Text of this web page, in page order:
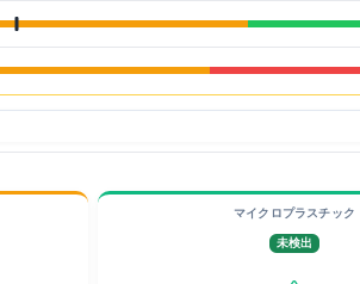
マイクロプラスチック
未検出